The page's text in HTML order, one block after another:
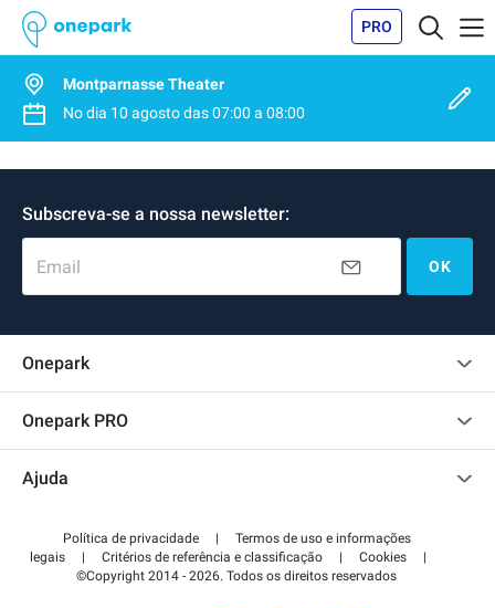
PRO
Montparnasse Theater
No dia 10 agostodas07:00 a 08:00
Subscreva-se a nossa newsletter:
Email OK
Onepark
Onepark PRO
Torne-se um membro
Ajuda
Centro de apoio
Como é que funciona?
Política de privacidade |
Termos de uso e informações
legais
| Critérios de referência e classificação | Cookies
|
©Copyright 2014 - 2026. Todos os direitos reservados